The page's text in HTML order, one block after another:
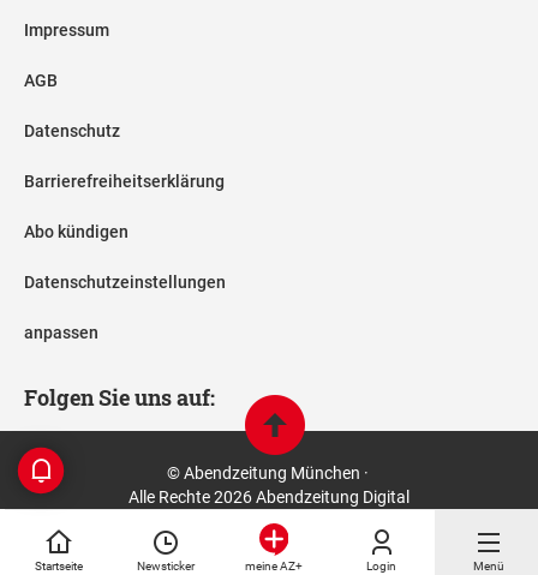
Startseite Newsticker meine AZ+ Login Menü
Impressum
AGB
Datenschutz
Barrierefreiheitserklärung
Abo kündigen
Datenschutzeinstellungen
anpassen
Folgen Sie uns auf:
© Abendzeitung München ·
Alle Rechte 2026 Abendzeitung Digital